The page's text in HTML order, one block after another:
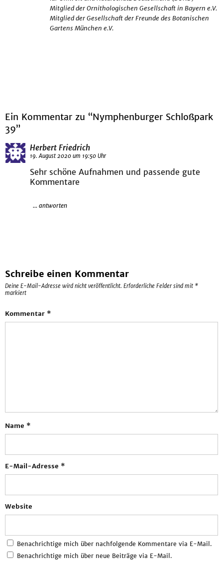
Mitglied der Ornithologischen Gesellschaft in Bayern e.V.
Mitglied der Gesellschaft der Freunde des Botanischen
Gartens München e.V.
Ein Kommentar zu “Nymphenburger Schloßpark
39”
Herbert Friedrich
19. August 2020 um 19:50 Uhr
Sehr schöne Aufnahmen und passende gute
Kommentare
... antworten
Schreibe einen Kommentar
Deine E-Mail-Adresse wird nicht veröffentlicht. Erforderliche Felder sind mit *
markiert
Kommentar *
Name *
E-Mail-Adresse *
Website
Benachrichtige mich über nachfolgende Kommentare via E-Mail.
Benachrichtige mich über neue Beiträge via E-Mail.